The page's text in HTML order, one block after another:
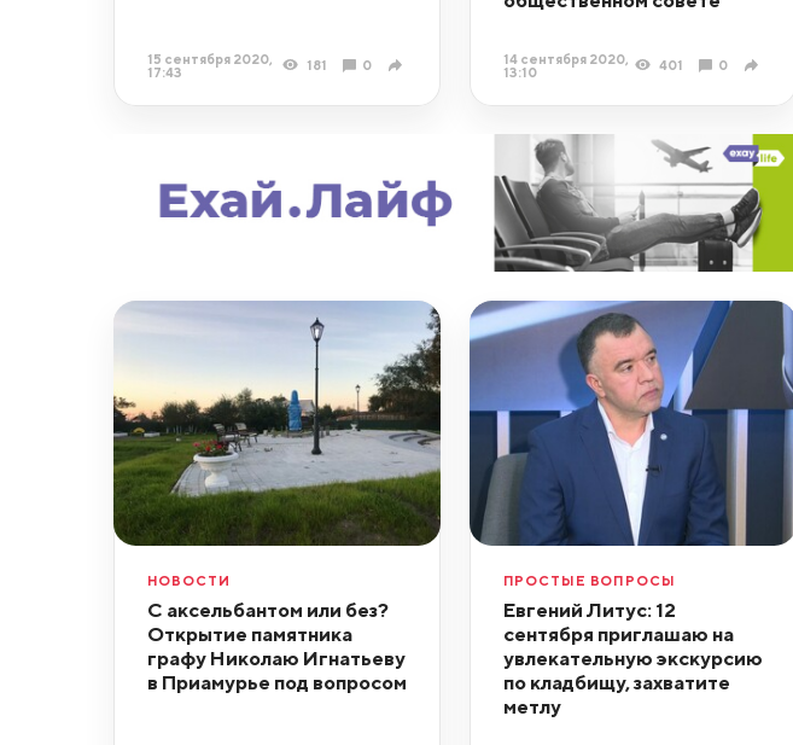
15 сентября 2020,
17:43
181 0
14 сентября 2020,
13:10
401 0
НОВОСТИ
С аксельбантом или без?
Открытие памятника
графу Николаю Игнатьеву
в Приамурье под вопросом
ПРОСТЫЕ ВОПРОСЫ
Евгений Литус: 12
сентября приглашаю на
увлекательную экскурсию
по кладбищу, захватите
метлу